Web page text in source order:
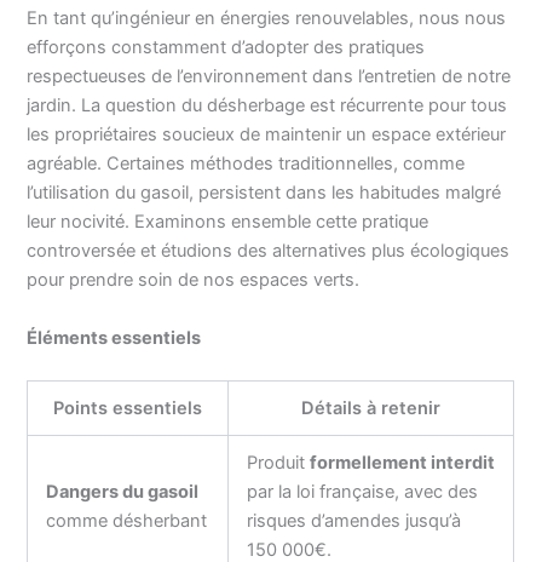
En tant qu’ingénieur en énergies renouvelables, nous nous
efforçons constamment d’adopter des pratiques
respectueuses de l’environnement dans l’entretien de notre
jardin. La question du désherbage est récurrente pour tous
les propriétaires soucieux de maintenir un espace extérieur
agréable. Certaines méthodes traditionnelles, comme
l’utilisation du gasoil, persistent dans les habitudes malgré
leur nocivité. Examinons ensemble cette pratique
controversée et étudions des alternatives plus écologiques
pour prendre soin de nos espaces verts.
Éléments essentiels
Points essentiels Détails à retenir
Dangers du gasoil
comme désherbant
Produitformellement interdit
par la loi française, avec des
risques d’amendes jusqu’à
150 000€.